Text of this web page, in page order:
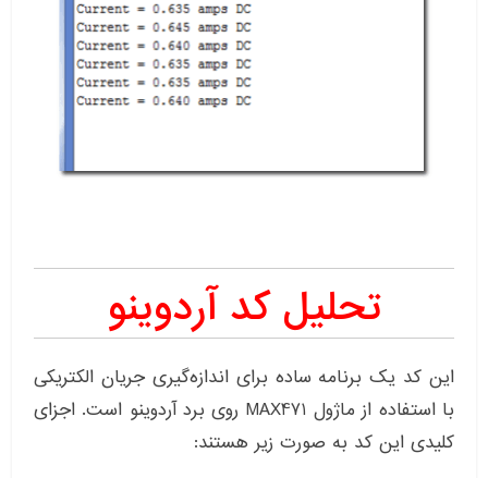
تحلیل کد آردوینو
این کد یک برنامه ساده برای اندازه‌گیری جریان الکتریکی
با استفاده از ماژول MAX471 روی برد آردوینو است. اجزای
کلیدی این کد به صورت زیر هستند: